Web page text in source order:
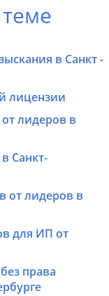
в Санкт -
лицензии
лидеров в
Санкт-
от лидеров в
для ИП от
права